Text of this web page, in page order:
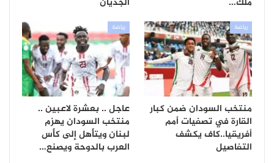
رياضة
منتخب السودان ضمن كبار
القارة في تصفيات أمم
أفريقيا..كاف يكشف
التفاصيل
رياضة
عاجل .. بعشرة لاعبين ..
منتخب السودان يهزم
لبنان ويتأهل إلى كأس
العرب بالدوحة ويصنع…